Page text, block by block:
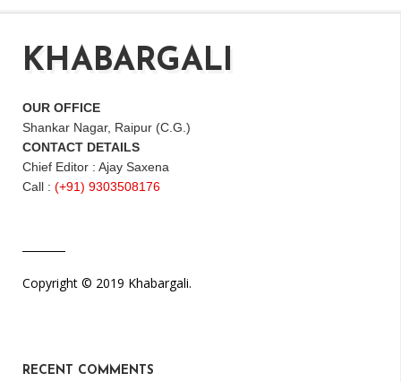
KHABARGALI
OUR OFFICE
Shankar Nagar, Raipur (C.G.)
CONTACT DETAILS
Chief Editor : Ajay Saxena
Call : (+91) 9303508176
Copyright © 2019 Khabargali.
RECENT COMMENTS